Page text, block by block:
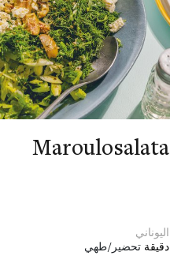
Maroulosalata
اليوناني
دقيقة تحضير/طهي